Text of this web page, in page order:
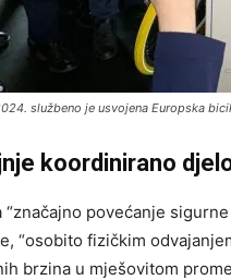
službeno je usvojena Europska
koordinirano
“značajno povećanje
“osobito fizičkim
brzina u mješovitom